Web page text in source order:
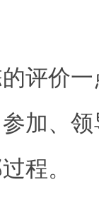
价一
加、
程。